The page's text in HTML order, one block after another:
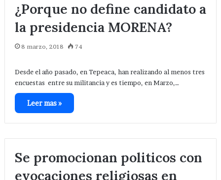
¿Porque no define candidato a
la presidencia MORENA?
8 marzo, 2018 74
Desde el año pasado, en Tepeaca, han realizando al menos tres
encuestas entre su militancia y es tiempo, en Marzo,…
Leer mas »
Se promocionan politicos con
evocaciones religiosas en